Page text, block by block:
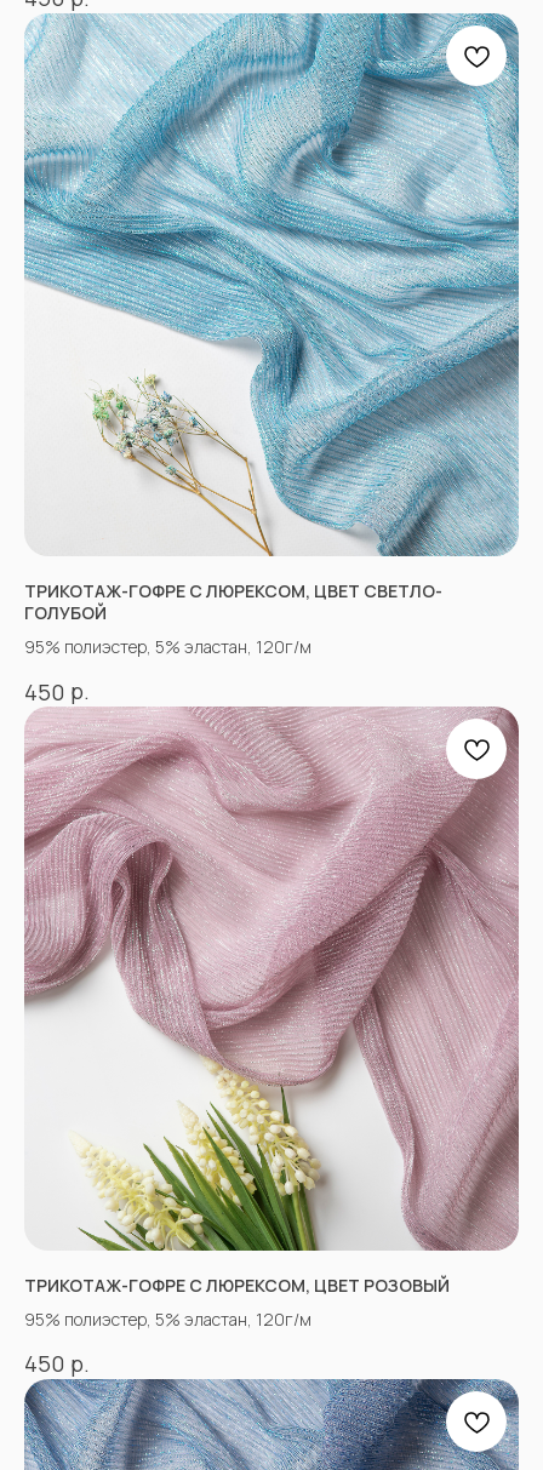
ТРИКОТАЖ-ГОФРЕ С ЛЮРЕКСОМ, ЦВЕТ СВЕТЛО-
ГОЛУБОЙ
95% полиэстер, 5% эластан, 120г/м
450 р.
ТРИКОТАЖ-ГОФРЕ С ЛЮРЕКСОМ, ЦВЕТ РОЗОВЫЙ
95% полиэстер, 5% эластан, 120г/м
450 р.
ИНН 262609965884
КАТАЛОГ
ИНФОРМАЦИЯ
ПРОЧЕЕ
Полный каталог тканей
Новинки
Распродажа
Ткани для детей
Ткани для верхней одежды
Ткани для летней одежды
Ткани для спортивной одежды
Ткани для мусульманской одежды
Ткани для нарядной одежды
Оптовым покупателям
Вопросы-ответы
Блог
Контакты
Договор оферты
Политика
конфиденциальности
*принадлежат компании Meta,
признанной экстремистской
и запрещенной в РФ
*